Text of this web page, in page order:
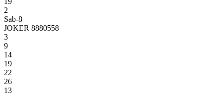
2
Sab-8
JOKER 8880558
3
9
14
19
22
26
13